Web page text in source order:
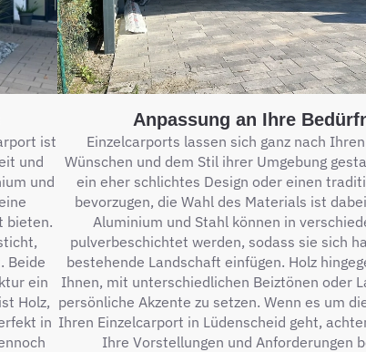
ist
und
und
bieten.
Beide
ein
Holz,
in
Anpassung an Ihre
Einzelcarports lassen sich ganz nach
Wünschen und dem Stil ihrer Umgebung
ein eher schlichtes Design oder einen
bevorzugen, die Wahl des Materials ist
Aluminium und Stahl können in
pulverbeschichtet werden, sodass sie sich
bestehende Landschaft einfügen. Holz
Ihnen, mit unterschiedlichen Beiztönen oder
persönliche Akzente zu setzen. Wenn es um
Ihren Einzelcarport in Lüdenscheid geht,
Ihre Vorstellungen und Anforderungen